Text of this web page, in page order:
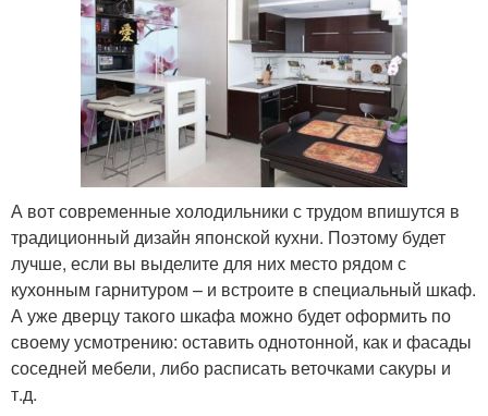
А вот современные холодильники с трудом впишутся в
традиционный дизайн японской кухни. Поэтому будет
лучше, если вы выделите для них место рядом с
кухонным гарнитуром – и встроите в специальный шкаф.
А уже дверцу такого шкафа можно будет оформить по
своему усмотрению: оставить однотонной, как и фасады
соседней мебели, либо расписать веточками сакуры и
т.д.